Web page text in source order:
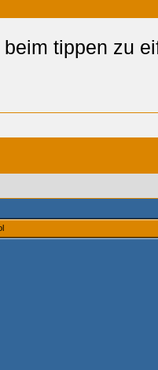
tippen zu